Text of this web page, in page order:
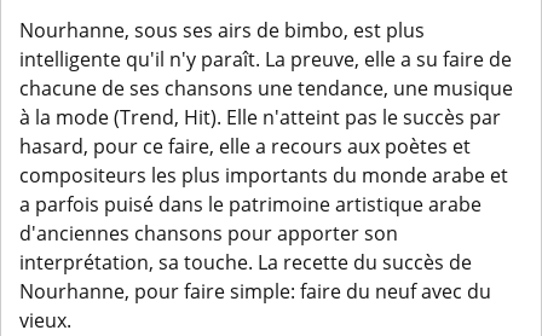
Nourhanne, sous ses airs de bimbo, est plus
intelligente qu'il n'y paraît. La preuve, elle a su faire de
chacune de ses chansons une tendance, une musique
à la mode (Trend, Hit). Elle n'atteint pas le succès par
hasard, pour ce faire, elle a recours aux poètes et
compositeurs les plus importants du monde arabe et
a parfois puisé dans le patrimoine artistique arabe
d'anciennes chansons pour apporter son
interprétation, sa touche. La recette du succès de
Nourhanne, pour faire simple: faire du neuf avec du
vieux.